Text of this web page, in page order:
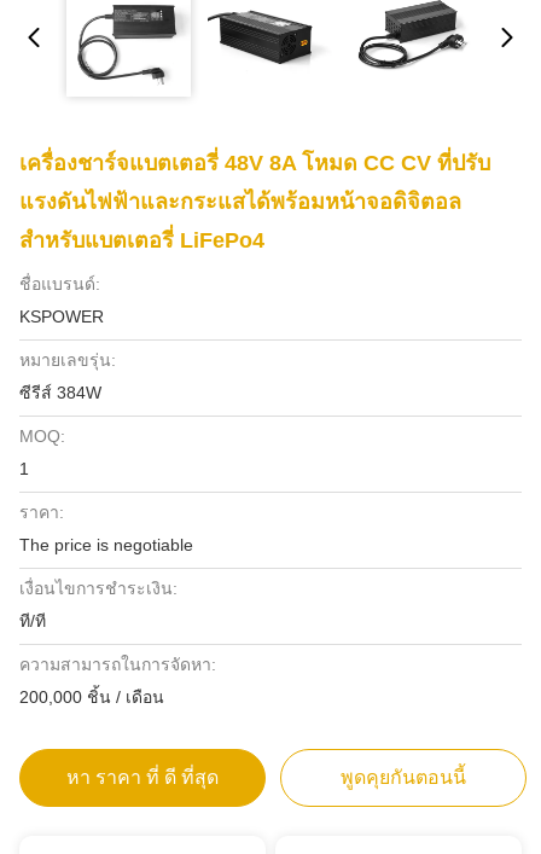
เครื่องชาร์จแบตเตอรี่ 48V 8A โหมด CC CV ที่ปรับ
แรงดันไฟฟ้าและกระแสได้พร้อมหน้าจอดิจิตอล
สำหรับแบตเตอรี่ LiFePo4
ชื่อแบรนด์:
KSPOWER
หมายเลขรุ่น:
ซีรีส์ 384W
MOQ:
1
ราคา:
The price is negotiable
เงื่อนไขการชำระเงิน:
ที/ที
ความสามารถในการจัดหา:
200,000 ชิ้น / เดือน
หา ราคา ที่ ดี ที่สุด พูดคุยกันตอนนี้